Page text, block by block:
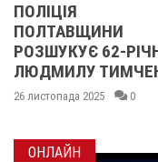
62-РІЧНУ
ТИМЧЕНКО
2025 0
ОНЛАЙН